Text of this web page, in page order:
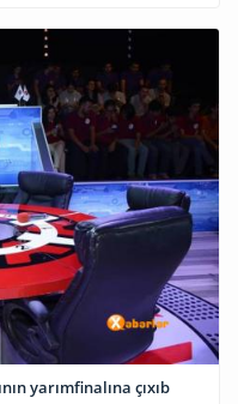
yarımfinalına çıxıb